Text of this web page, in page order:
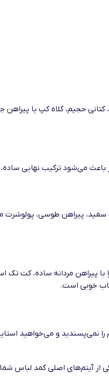
کتانی حجیم، کلاه کپ یا
می‌شود ترکیب نهایی
سفید، پیراهن طوسی،
پیراهن مردانه ساده، کت
خوبی است.
نمی‌پسندید و می‌خواهید
از آیتم‌های اصلی کمد لباس